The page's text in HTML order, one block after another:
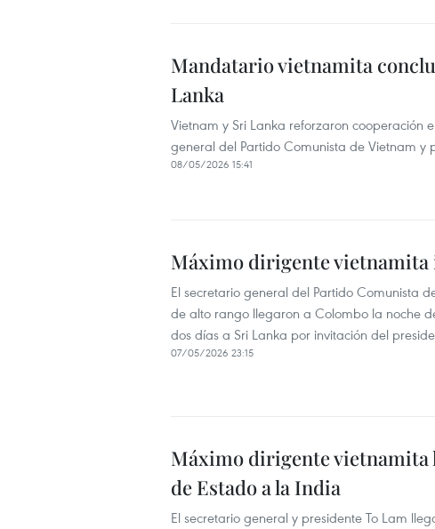
Mandatario vietnamita
Lanka
Vietnam y Sri Lanka reforzaron cooperación
general del Partido Comunista de Vietnam y
08/05/2026 15:41
Máximo dirigente vietnamita
El secretario general del Partido Comunista
de alto rango llegaron a Colombo la noche
dos días a Sri Lanka por invitación del
07/05/2026 23:15
Máximo dirigente vietnamita
de Estado a la India
El secretario general y presidente To Lam